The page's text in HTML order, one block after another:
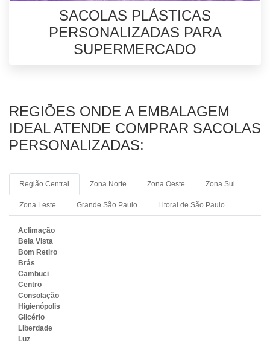
SACOLAS PLÁSTICAS
PERSONALIZADAS PARA
SUPERMERCADO
REGIÕES ONDE A EMBALAGEM
IDEAL ATENDE COMPRAR SACOLAS
PERSONALIZADAS:
Região Central Zona Norte Zona Oeste Zona Sul
Zona Leste Grande São Paulo Litoral de São Paulo
Aclimação
Bela Vista
Bom Retiro
Brás
Cambuci
Centro
Consolação
Higienópolis
Glicério
Liberdade
Luz